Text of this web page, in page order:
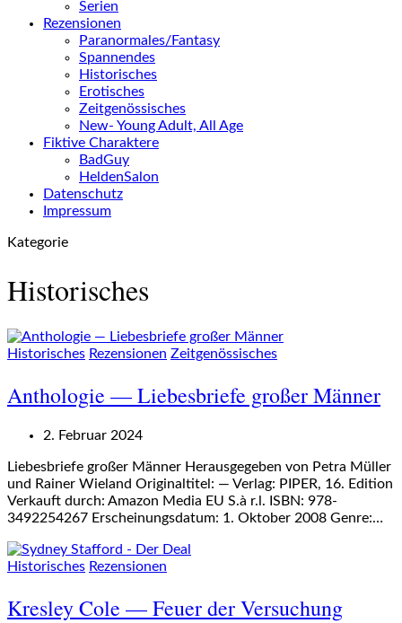
Serien
Rezensionen
Paranormales/Fantasy
Spannendes
Historisches
Erotisches
Zeitgenössisches
New- Young Adult, All Age
Fiktive Charaktere
BadGuy
HeldenSalon
Datenschutz
Impressum
Kategorie
Historisches
Historisches Rezensionen Zeitgenössisches
Anthologie — Liebesbriefe großer Männer
2. Februar 2024
Liebesbriefe großer Männer Herausgegeben von Petra Müller
und Rainer Wieland Originaltitel: — Verlag: PIPER, 16. Edition
Verkauft durch: Amazon Media EU S.à r.l. ISBN: 978-
3492254267 Erscheinungsdatum: 1. Oktober 2008 Genre:…
Historisches Rezensionen
Kresley Cole — Feuer der Versuchung